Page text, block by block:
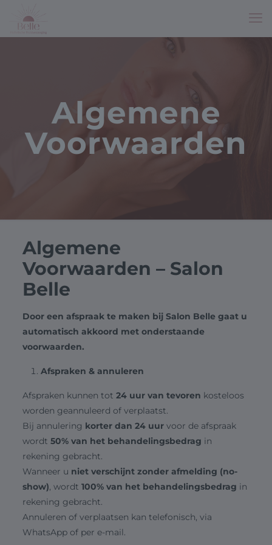
Algemene
Voorwaarden
Algemene
Voorwaarden – Salon
Belle
Door een afspraak te maken bij Salon Belle gaat u
automatisch akkoord met onderstaande
voorwaarden.
Afspraken & annuleren
Afspraken kunnen tot 24 uur van tevoren kosteloos
worden geannuleerd of verplaatst.
Bij annulering korter dan 24 uurvoor de afspraak
wordt 50% van het behandelingsbedrag in
rekening gebracht.
Wanneer u niet verschijnt zonder afmelding (no-
show), wordt 100% van het behandelingsbedrag in
rekening gebracht.
Annuleren of verplaatsen kan telefonisch, via
WhatsApp of per e-mail.